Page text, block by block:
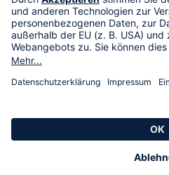
HSE International